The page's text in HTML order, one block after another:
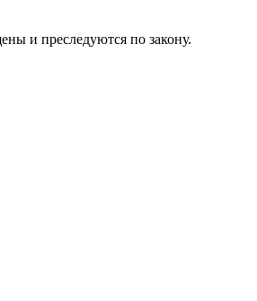
и преследуются по закону.